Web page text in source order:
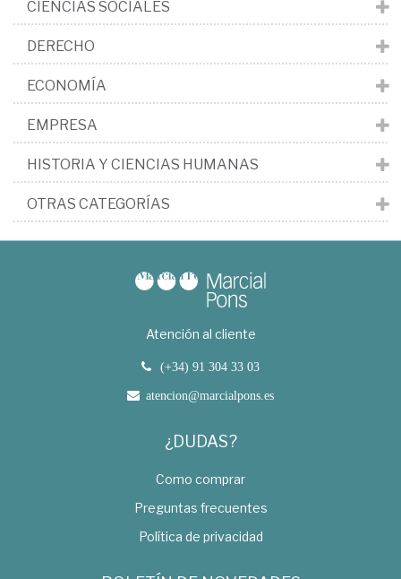
CIENCIAS SOCIALES
DERECHO
ECONOMÍA
EMPRESA
HISTORIA Y CIENCIAS HUMANAS
OTRAS CATEGORÍAS
Atención al cliente
(+34) 91 304 33 03
atencion@marcialpons.es
¿DUDAS?
Como comprar
Preguntas frecuentes
Política de privacidad